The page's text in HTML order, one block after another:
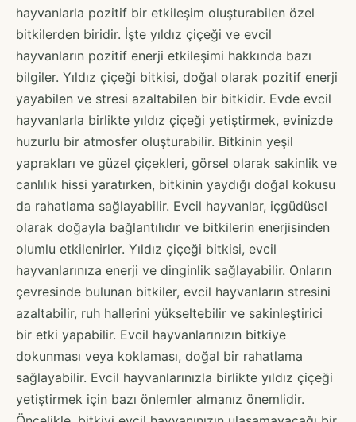
hayvanlarla pozitif bir etkileşim oluşturabilen özel
bitkilerden biridir. İşte yıldız çiçeği ve evcil
hayvanların pozitif enerji etkileşimi hakkında bazı
bilgiler. Yıldız çiçeği bitkisi, doğal olarak pozitif enerji
yayabilen ve stresi azaltabilen bir bitkidir. Evde evcil
hayvanlarla birlikte yıldız çiçeği yetiştirmek, evinizde
huzurlu bir atmosfer oluşturabilir. Bitkinin yeşil
yaprakları ve güzel çiçekleri, görsel olarak sakinlik ve
canlılık hissi yaratırken, bitkinin yaydığı doğal kokusu
da rahatlama sağlayabilir. Evcil hayvanlar, içgüdüsel
olarak doğayla bağlantılıdır ve bitkilerin enerjisinden
olumlu etkilenirler. Yıldız çiçeği bitkisi, evcil
hayvanlarınıza enerji ve dinginlik sağlayabilir. Onların
çevresinde bulunan bitkiler, evcil hayvanların stresini
azaltabilir, ruh hallerini yükseltebilir ve sakinleştirici
bir etki yapabilir. Evcil hayvanlarınızın bitkiye
dokunması veya koklaması, doğal bir rahatlama
sağlayabilir. Evcil hayvanlarınızla birlikte yıldız çiçeği
yetiştirmek için bazı önlemler almanız önemlidir.